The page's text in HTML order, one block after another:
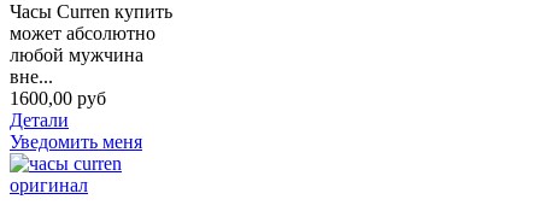
Часы Curren купить
может абсолютно
любой мужчина
вне...
1600,00 руб
Детали
Уведомить меня